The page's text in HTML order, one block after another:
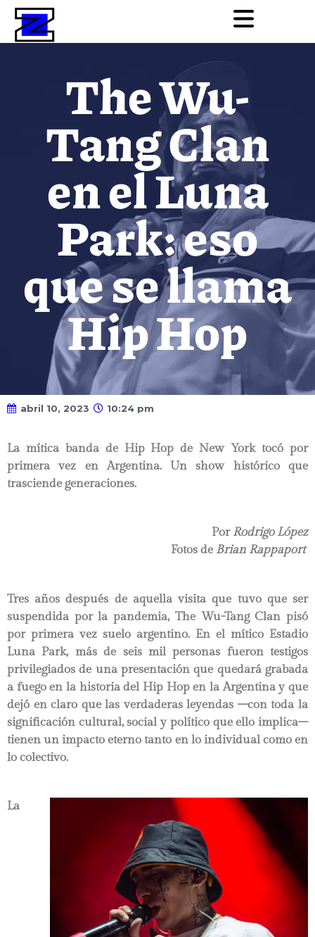
The Wu-
Tang Clan
en el Luna
Park: eso
que se llama
Hip Hop
abril 10, 2023 10:24 pm
La mítica banda de Hip Hop de New York tocó por
primera vez en Argentina. Un show histórico que
trasciende generaciones.
Por Rodrigo López
Fotos de Brian Rappaport
Tres años después de aquella visita que tuvo que ser
suspendida por la pandemia, The Wu-Tang Clan pisó
por primera vez suelo argentino. En el mítico Estadio
Luna Park, más de seis mil personas fueron testigos
privilegiados de una presentación que quedará grabada
a fuego en la historia del Hip Hop en la Argentina y que
dejó en claro que las verdaderas leyendas –con toda la
significación cultural, social y político que ello implica–
tienen un impacto eterno tanto en lo individual como en
lo colectivo.
La